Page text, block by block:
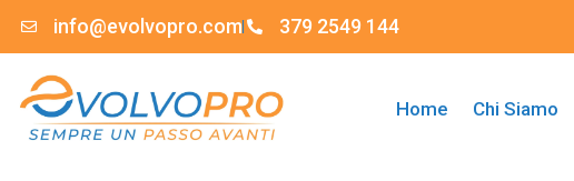
info@evolvopro.com 379 2549 144
Home Chi Siamo